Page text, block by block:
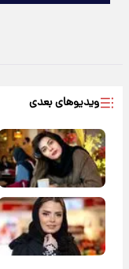
ویدیوهای بعدی